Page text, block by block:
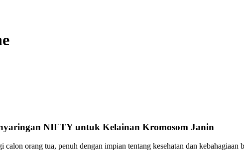
NIFTY untuk Kelainan Kromosom Janin
orang tua, penuh dengan impian tentang kesehatan dan kebahagiaan